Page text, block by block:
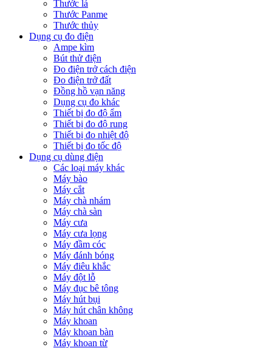
Thước lá
Thước Panme
Thước thủy
Dụng cụ đo điện
Ampe kìm
Bút thử điện
Đo điện trở cách điện
Đo điện trở đất
Đồng hồ vạn năng
Dụng cụ đo khác
Thiết bị đo độ ẩm
Thiết bị đo độ rung
Thiết bị đo nhiệt độ
Thiết bị đo tốc độ
Dụng cụ dùng điện
Các loại máy khác
Máy bào
Máy cắt
Máy chà nhám
Máy chà sàn
Máy cưa
Máy cưa lọng
Máy đầm cóc
Máy đánh bóng
Máy điêu khắc
Máy đột lỗ
Máy đục bê tông
Máy hút bụi
Máy hút chân không
Máy khoan
Máy khoan bàn
Máy khoan từ